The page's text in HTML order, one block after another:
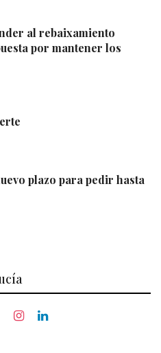
al rebaixamiento
por mantener los
plazo para pedir hasta